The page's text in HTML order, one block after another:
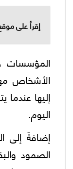
إقرأ على موقع
المؤسسات
الأشخاص
إليها عندما
اليوم.
إضافةً إلى
الصمود